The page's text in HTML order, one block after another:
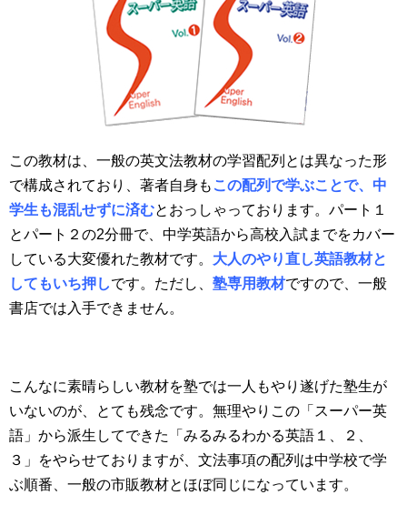
この教材は、一般の英文法教材の学習配列とは異なった形
で構成されており、著者自身も この配列で学ぶことで、中
学生も混乱せずに済むとおっしゃっております。パート１
とパート２の2分冊で、中学英語から高校入試までをカバー
している大変優れた教材です。 大人のやり直し英語教材と
してもいち押しです。ただし、 塾専用教材ですので、一般
書店では入手できません。
こんなに素晴らしい教材を塾では一人もやり遂げた塾生が
いないのが、とても残念です。無理やりこの「スーパー英
語」から派生してできた「みるみるわかる英語１、２、
３」をやらせておりますが、文法事項の配列は中学校で学
ぶ順番、一般の市販教材とほぼ同じになっています。